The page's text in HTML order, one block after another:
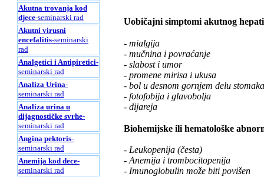
Akutna trovanja kod
djece-seminarski rad
Akutni virusni
encefalitis-seminarski
rad
Analgetici i Antipiretici-
seminarski rad
Analiza Urina-
seminarski rad
Analiza urina u
dijagnostičke svrhe-
seminarski rad
Angina pektoris-
seminarski rad
Anemija kod dece-
seminarski rad
Uobičajni simptomi akutnog
- mialgija
- mučnina i povraćanje
- slabost i umor
- promene mirisa i ukusa
- bol u desnom gornjem delu stomaka
- fotofobija i glavobolja
- dijareja
Biohemijske ili hematološke
- Leukopenija (česta)
- Anemija i trombocitopenija
- Imunoglobulin može biti povišen